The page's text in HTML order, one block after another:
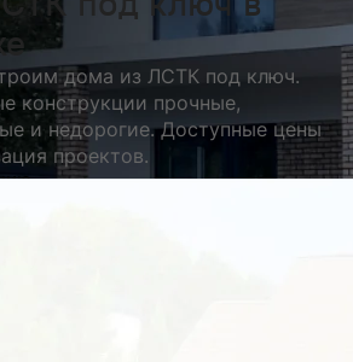
дома из ЛСТК под ключ.
конструкции прочные,
и недорогие. Доступные цены
проектов.